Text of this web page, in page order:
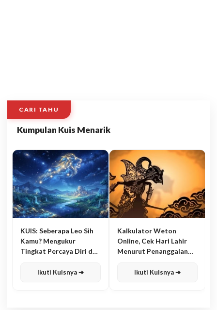
CARI TAHU
Kumpulan Kuis Menarik
KUIS: Seberapa Leo Sih
Kamu? Mengukur
Tingkat Percaya Diri dan
Ikuti Kuisnya ➔
Kalkulator Weton
Online, Cek Hari Lahir
Menurut Penanggalan
Ikuti Kuisnya ➔